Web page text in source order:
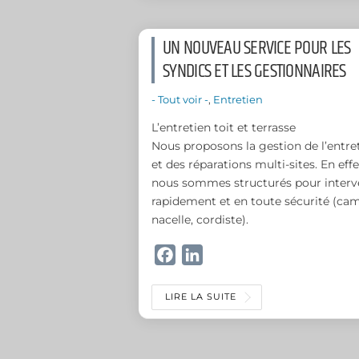
o
o
k
d
I
n
UN NOUVEAU SERVICE POUR LES
SYNDICS ET LES GESTIONNAIRES
- Tout voir -, Entretien
L’entretien toit et terrasse
Nous proposons la gestion de
et des réparations multi-sites. En
nous sommes structurés pour
rapidement et en toute sécurité
nacelle, cordiste).
c
e
n
k
LIRE LA SUITE